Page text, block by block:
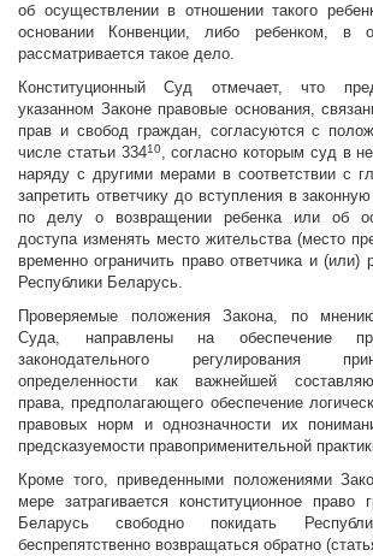
об осуществлении в отношении такого
основании Конвенции, либо ребенком, в
рассматривается такое дело.
Конституционный Суд отмечает, что
указанном Законе правовые основания,
прав и свобод граждан, согласуются с
числе статьи 33410, согласно которым суд в
наряду с другими мерами в соответствии с
запретить ответчику до вступления в
по делу о возвращении ребенка или об
доступа изменять место жительства (место
временно ограничить право ответчика и (или)
Республики Беларусь.
Проверяемые положения Закона, по мнению
Суда, направлены на обеспечение
законодательного регулирования
определенности как важнейшей
права, предполагающего обеспечение
правовых норм и однозначности их
предсказуемости правоприменительной
Кроме того, приведенными положениями
мере затрагивается конституционное право
Беларусь свободно покидать
беспрепятственно возвращаться обратно